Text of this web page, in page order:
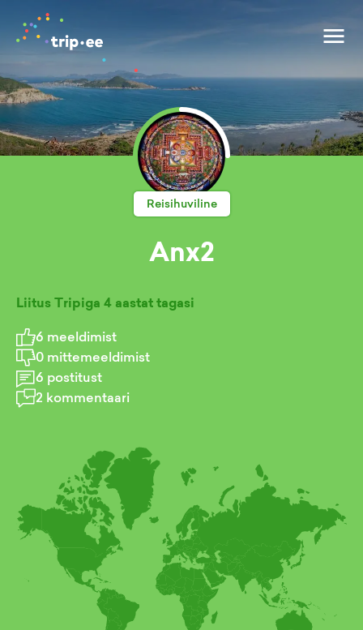
Reisihuviline
Anx2
Liitus Tripiga 4 aastat tagasi
6 meeldimist
0 mittemeeldimist
6 postitust
2 kommentaari